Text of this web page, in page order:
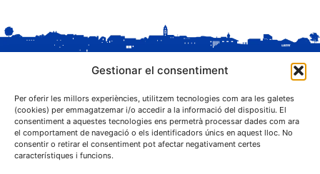
Gestionar el consentiment
Per oferir les millors experiències, utilitzem tecnologies com ara les galetes
(cookies) per emmagatzemar i/o accedir a la informació del dispositiu. El
consentiment a aquestes tecnologies ens permetrà processar dades com ara
el comportament de navegació o els identificadors únics en aquest lloc. No
consentir o retirar el consentiment pot afectar negativament certes
característiques i funcions.
C. Sant Josep, 1
25243 El Palau d'Anglesola (Pla d'Urgell)